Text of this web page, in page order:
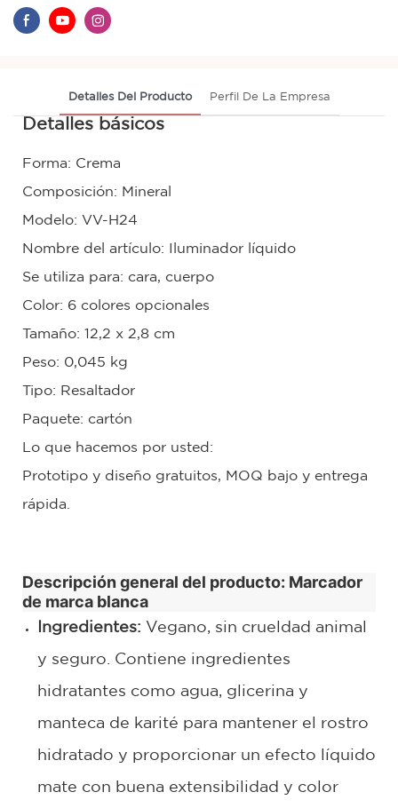
Detalles Del Producto Perfil De La Empresa
Detalles básicos
Forma: Crema
Composición: Mineral
Modelo: VV-H24
Nombre del artículo: Iluminador líquido
Se utiliza para: cara, cuerpo
Color: 6 colores opcionales
Tamaño: 12,2 x 2,8 cm
Peso: 0,045 kg
Tipo: Resaltador
Paquete: cartón
Lo que hacemos por usted:
Prototipo y diseño gratuitos, MOQ bajo y entrega
rápida.
Descripción general del producto: Marcador
de marca blanca
Ingredientes: Vegano, sin crueldad animal
y seguro. Contiene ingredientes
hidratantes como agua, glicerina y
manteca de karité para mantener el rostro
hidratado y proporcionar un efecto líquido
mate con buena extensibilidad y color